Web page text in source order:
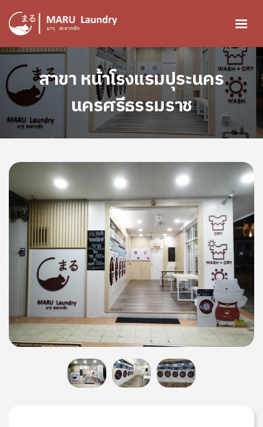
ข้ามไปยังเนื้อหาหลัก
Image
สาขา หน้าโรงแรมปุระนคร
นครศรีธรรมราช
Image
Image
Image
Image
Image
Image